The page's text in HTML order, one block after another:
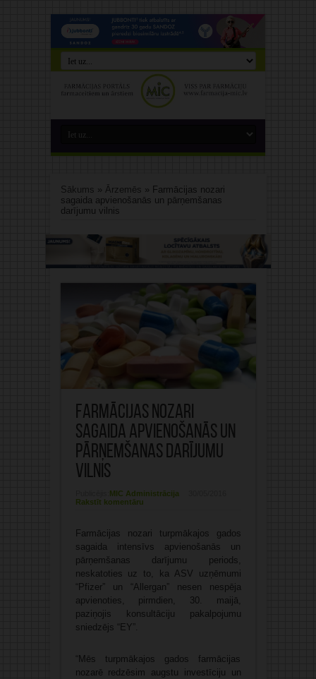
Sākums » Ārzemēs » Farmācijas nozari
sagaida apvienošanās un pārņemšanas
darījumu vilnis
Farmācijas nozari
sagaida apvienošanās un
pārņemšanas darījumu
vilnis
MIC Administrācija
Rakstīt komentāru
Farmācijas nozari turpmākajos gados
sagaida intensīvs apvienošanās un
pārņemšanas darījumu periods,
neskatoties uz to, ka ASV uzņēmumi
“Pfizer” un “Allergan” nesen nespēja
apvienoties, pirmdien, 30. maijā,
paziņojis konsultāciju pakalpojumu
sniedzējs “EY”.
“Mēs turpmākajos gados farmācijas
nozarē redzēsim augstu investīciju un